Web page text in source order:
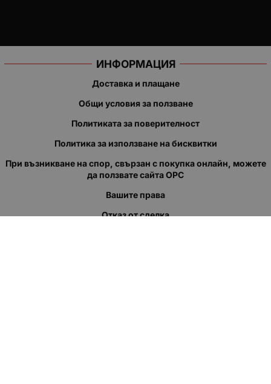
ИНФОРМАЦИЯ
Доставка и плащане
Общи условия за ползване
Политиката за поверителност
Политика за използване на бисквитки
При възникване на спор, свързан с покупка онлайн, можете
да ползвате сайта ОРС
Вашите права
Отказ от сделка